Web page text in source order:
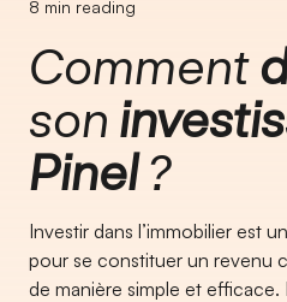
8 min reading
Comment
son
Pinel?
Investir dans l’immobilier est
pour se constituer un revenu
de manière simple et